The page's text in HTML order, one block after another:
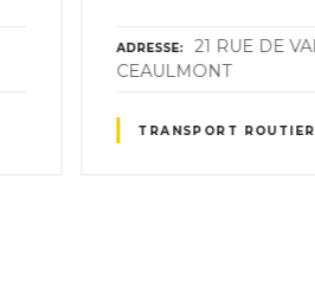
ADRESSE
21 RUE DE
CEAULMONT
TRANSPORT ROUTIER